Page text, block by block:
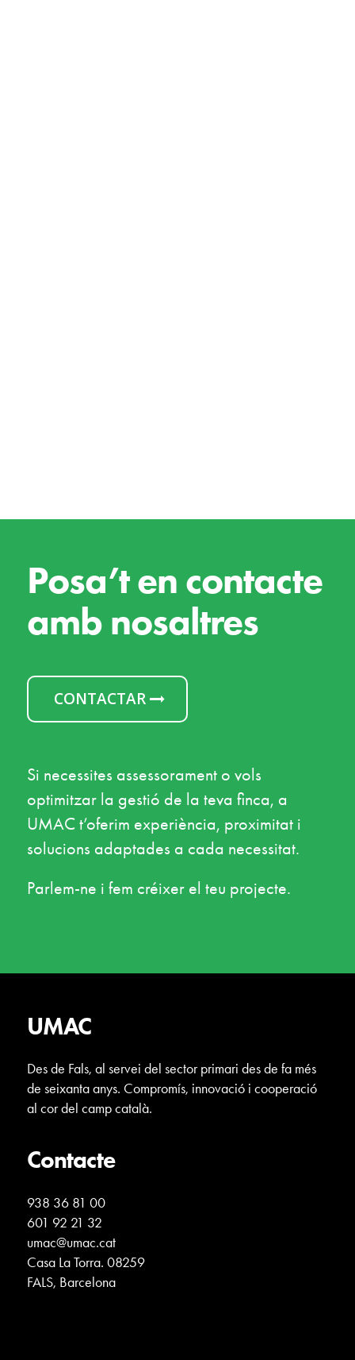
Posa’t en contacte
amb nosaltres
CONTACTAR
Si necessites assessorament o vols
optimitzar la gestió de la teva finca, a
UMAC t’oferim experiència, proximitat i
solucions adaptades a cada necessitat.
Parlem-ne i fem créixer el teu projecte.
UMAC
Des de Fals, al servei del sector primari des de fa més
de seixanta anys. Compromís, innovació i cooperació
al cor del camp català.
Contacte
938 36 81 00
601 92 21 32
umac@umac.cat
Casa La Torra. 08259
FALS, Barcelona